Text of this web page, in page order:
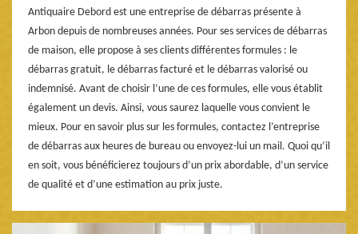
Antiquaire Debord est une entreprise de débarras présente à
Arbon depuis de nombreuses années. Pour ses services de débarras
de maison, elle propose à ses clients différentes formules : le
débarras gratuit, le débarras facturé et le débarras valorisé ou
indemnisé. Avant de choisir l’une de ces formules, elle vous établit
également un devis. Ainsi, vous saurez laquelle vous convient le
mieux. Pour en savoir plus sur les formules, contactez l’entreprise
de débarras aux heures de bureau ou envoyez-lui un mail. Quoi qu’il
en soit, vous bénéficierez toujours d’un prix abordable, d’un service
de qualité et d’une estimation au prix juste.